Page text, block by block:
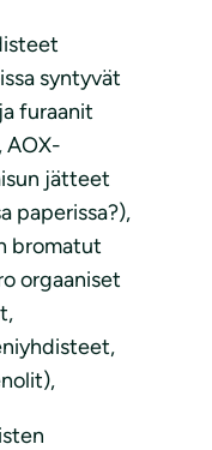
syntyvät
furaanit
AOX-
jätteet
paperissa?),
bromatut
orgaaniset